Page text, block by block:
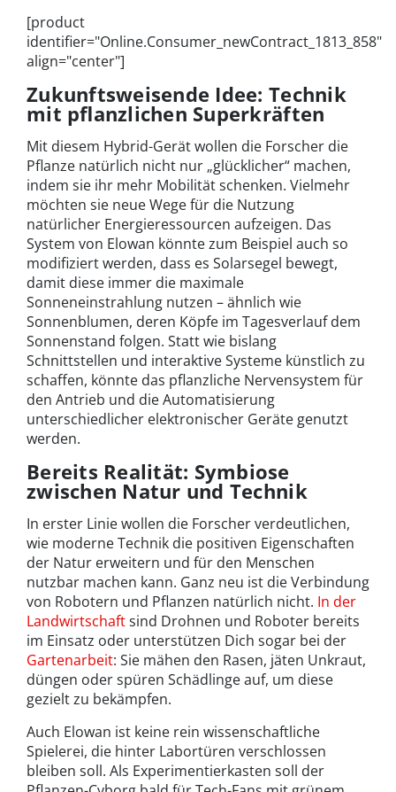
[product
identifier="Online.Consumer_newContract_1813_858"
align="center"]
Zukunftsweisende Idee: Technik
mit pflanzlichen Superkräften
Mit diesem Hybrid-Gerät wollen die Forscher die
Pflanze natürlich nicht nur „glücklicher“ machen,
indem sie ihr mehr Mobilität schenken. Vielmehr
möchten sie neue Wege für die Nutzung
natürlicher Energieressourcen aufzeigen. Das
System von Elowan könnte zum Beispiel auch so
modifiziert werden, dass es Solarsegel bewegt,
damit diese immer die maximale
Sonneneinstrahlung nutzen – ähnlich wie
Sonnenblumen, deren Köpfe im Tagesverlauf dem
Sonnenstand folgen. Statt wie bislang
Schnittstellen und interaktive Systeme künstlich zu
schaffen, könnte das pflanzliche Nervensystem für
den Antrieb und die Automatisierung
unterschiedlicher elektronischer Geräte genutzt
werden.
Bereits Realität: Symbiose
zwischen Natur und Technik
In erster Linie wollen die Forscher verdeutlichen,
wie moderne Technik die positiven Eigenschaften
der Natur erweitern und für den Menschen
nutzbar machen kann. Ganz neu ist die Verbindung
von Robotern und Pflanzen natürlich nicht. In der
Landwirtschaftsind Drohnen und Roboter bereits
im Einsatz oder unterstützen Dich sogar bei der
Gartenarbeit: Sie mähen den Rasen, jäten Unkraut,
düngen oder spüren Schädlinge auf, um diese
gezielt zu bekämpfen.
Auch Elowan ist keine rein wissenschaftliche
Spielerei, die hinter Labortüren verschlossen
bleiben soll. Als Experimentierkasten soll der